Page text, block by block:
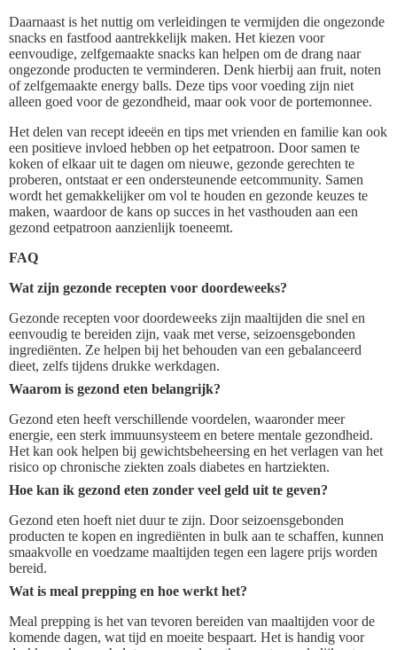
Daarnaast is het nuttig om verleidingen te vermijden die ongezonde
snacks en fastfood aantrekkelijk maken. Het kiezen voor
eenvoudige, zelfgemaakte snacks kan helpen om de drang naar
ongezonde producten te verminderen. Denk hierbij aan fruit, noten
of zelfgemaakte energy balls. Deze tips voor voeding zijn niet
alleen goed voor de gezondheid, maar ook voor de portemonnee.
Het delen van recept ideeën en tips met vrienden en familie kan ook
een positieve invloed hebben op het eetpatroon. Door samen te
koken of elkaar uit te dagen om nieuwe, gezonde gerechten te
proberen, ontstaat er een ondersteunende eetcommunity. Samen
wordt het gemakkelijker om vol te houden en gezonde keuzes te
maken, waardoor de kans op succes in het vasthouden aan een
gezond eetpatroon aanzienlijk toeneemt.
FAQ
Wat zijn gezonde recepten voor doordeweeks?
Gezonde recepten voor doordeweeks zijn maaltijden die snel en
eenvoudig te bereiden zijn, vaak met verse, seizoensgebonden
ingrediënten. Ze helpen bij het behouden van een gebalanceerd
dieet, zelfs tijdens drukke werkdagen.
Waarom is gezond eten belangrijk?
Gezond eten heeft verschillende voordelen, waaronder meer
energie, een sterk immuunsysteem en betere mentale gezondheid.
Het kan ook helpen bij gewichtsbeheersing en het verlagen van het
risico op chronische ziekten zoals diabetes en hartziekten.
Hoe kan ik gezond eten zonder veel geld uit te geven?
Gezond eten hoeft niet duur te zijn. Door seizoensgebonden
producten te kopen en ingrediënten in bulk aan te schaffen, kunnen
smaakvolle en voedzame maaltijden tegen een lagere prijs worden
bereid.
Wat is meal prepping en hoe werkt het?
Meal prepping is het van tevoren bereiden van maaltijden voor de
komende dagen, wat tijd en moeite bespaart. Het is handig voor